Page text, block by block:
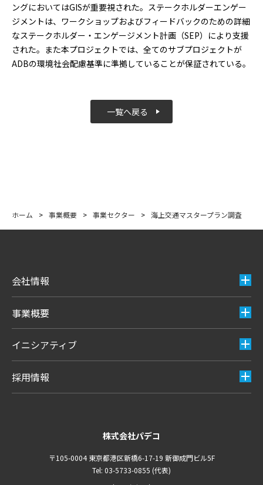
ングにおいてはGISが重要視された。ステークホルダーエンゲー
ジメントは、ワークショップおよびフィードバックのための詳細
なステークホルダー・エンゲージメント計画（SEP）により支援
された。また本プロジェクトでは、全てのサブプロジェクトが
ADBの環境社会配慮基準に準拠していることが保証されている。
一覧へ戻る
ホーム > 事業概要 > 事業セクター > 海上交通マスタープラン調査
会社情報
事業概要
イニシアティブ
採用情報
株式会社パデコ
〒105-0004 東京都港区新橋6-17-19 新御成門ビル5F
Tel: 03-5733-0855 (代表)